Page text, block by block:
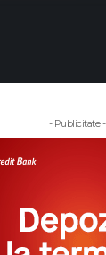
- Publicitate -